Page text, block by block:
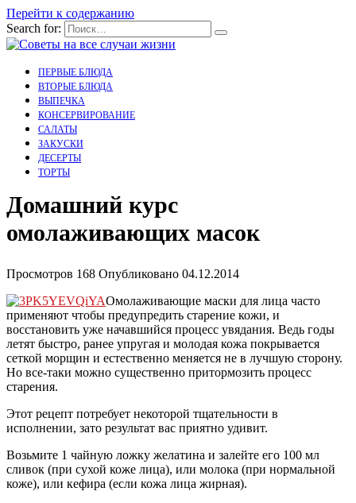
Перейти к содержанию
Search for:
ПЕРВЫЕ БЛЮДА
ВТОРЫЕ БЛЮДА
ВЫПЕЧКА
КОНСЕРВИРОВАНИЕ
САЛАТЫ
ЗАКУСКИ
ДЕСЕРТЫ
ТОРТЫ
Домашний курс
омолаживающих масок
Просмотров 168 Опубликовано 04.12.2014
Омолаживающие маски для лица часто
применяют чтобы предупредить старение кожи, и
восстановить уже начавшийся процесс увядания. Ведь годы
летят быстро, ранее упругая и молодая кожа покрывается
сеткой морщин и естественно меняется не в лучшую сторону.
Но все-таки можно существенно притормозить процесс
старения.
Этот рецепт потребует некоторой тщательности в
исполнении, зато результат вас приятно удивит.
Возьмите 1 чайную ложку желатина и залейте его 100 мл
сливок (при сухой коже лица), или молока (при нормальной
коже), или кефира (если кожа лица жирная).